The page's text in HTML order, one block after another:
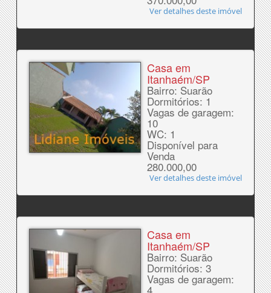
Ver detalhes deste imóvel
Casa em
Itanhaém/SP
Bairro: Suarão
Dormitórios: 1
Vagas de garagem:
10
WC: 1
Disponível para
Venda
280.000,00
Ver detalhes deste imóvel
Casa em
Itanhaém/SP
Bairro: Suarão
Dormitórios: 3
Vagas de garagem:
4